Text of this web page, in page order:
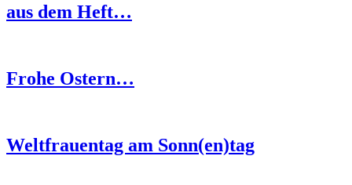
aus dem Heft…
Frohe Ostern…
Weltfrauentag am Sonn(en)tag